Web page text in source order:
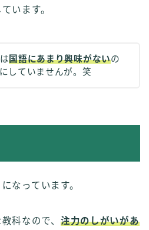
ています。
国語にあまり興味がないの
していませんが。笑
になっています。
科なので、 注力のしがいがあ